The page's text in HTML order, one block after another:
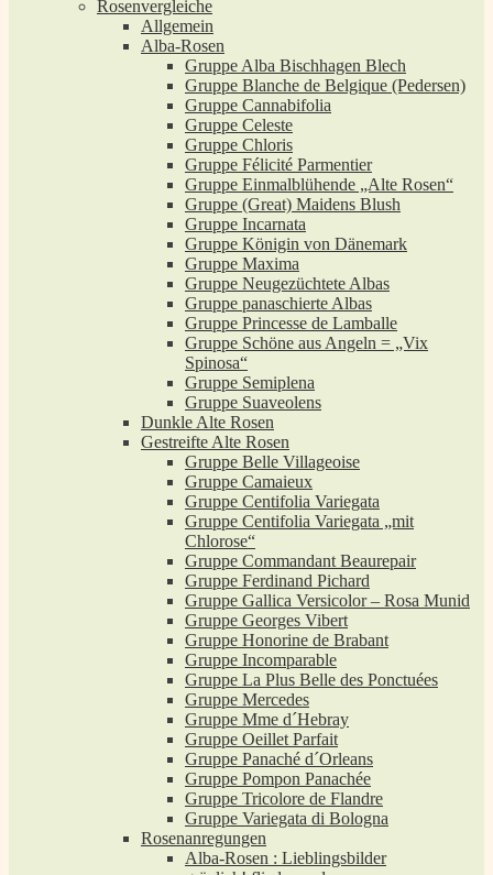
Rosenvergleiche
Allgemein
Alba-Rosen
Gruppe Alba Bischhagen Blech
Gruppe Blanche de Belgique (Pedersen)
Gruppe Cannabifolia
Gruppe Celeste
Gruppe Chloris
Gruppe Félicité Parmentier
Gruppe Einmalblühende „Alte Rosen“
Gruppe (Great) Maidens Blush
Gruppe Incarnata
Gruppe Königin von Dänemark
Gruppe Maxima
Gruppe Neugezüchtete Albas
Gruppe panaschierte Albas
Gruppe Princesse de Lamballe
Gruppe Schöne aus Angeln = „Vix
Spinosa“
Gruppe Semiplena
Gruppe Suaveolens
Dunkle Alte Rosen
Gestreifte Alte Rosen
Gruppe Belle Villageoise
Gruppe Camaieux
Gruppe Centifolia Variegata
Gruppe Centifolia Variegata „mit
Chlorose“
Gruppe Commandant Beaurepair
Gruppe Ferdinand Pichard
Gruppe Gallica Versicolor – Rosa Munid
Gruppe Georges Vibert
Gruppe Honorine de Brabant
Gruppe Incomparable
Gruppe La Plus Belle des Ponctuées
Gruppe Mercedes
Gruppe Mme d´Hebray
Gruppe Oeillet Parfait
Gruppe Panaché d´Orleans
Gruppe Pompon Panachée
Gruppe Tricolore de Flandre
Gruppe Variegata di Bologna
Rosenanregungen
Alba-Rosen : Lieblingsbilder